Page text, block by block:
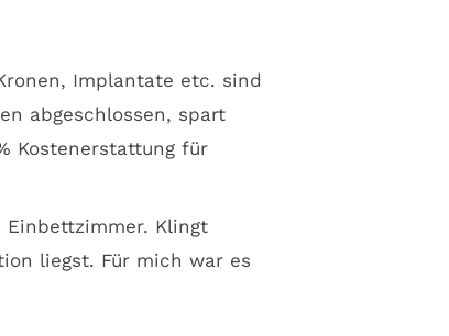
Implantate etc. sind
abgeschlossen, spart
Kostenerstattung für
Klingt
liegst. Für mich war es